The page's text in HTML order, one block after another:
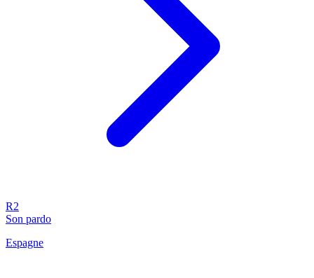
R2
Son pardo
Espagne